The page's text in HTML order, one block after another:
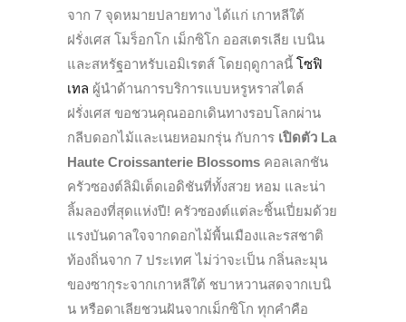
จาก 7 จุดหมายปลายทาง ได้แก่ เกาหลีใต้
ฝรั่งเศส โมร็อกโก เม็กซิโก ออสเตรเลีย เบนิน
และสหรัฐอาหรับเอมิเรตส์ โดยฤดูกาลนี้ โซฟิ
เทล ผู้นำด้านการบริการแบบหรูหราสไตล์
ฝรั่งเศส ขอชวนคุณออกเดินทางรอบโลกผ่าน
กลีบดอกไม้และเนยหอมกรุ่น กับการ เปิดตัว La
Haute Croissanterie Blossoms คอลเลกชัน
ครัวซองต์ลิมิเต็ดเอดิชันที่ทั้งสวย หอม และน่า
ลิ้มลองที่สุดแห่งปี! ครัวซองต์แต่ละชิ้นเปี่ยมด้วย
แรงบันดาลใจจากดอกไม้พื้นเมืองและรสชาติ
ท้องถิ่นจาก 7 ประเทศ ไม่ว่าจะเป็น กลิ่นละมุน
ของซากุระจากเกาหลีใต้ ชบาหวานสดจากเบนิ
น หรือดาเลียชวนฝันจากเม็กซิโก ทุกคำคือ